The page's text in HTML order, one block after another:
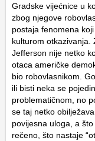
Gradske vijećnice u
zbog njegove
postaja fenomena
kulturom otkazivanja.
Jefferson nije netko
otaca američke
bio robovlasnikom.
ili bisti neka se
problematičnom, no
se taj netko
povijesna uloga, a
rečeno, što nastaje